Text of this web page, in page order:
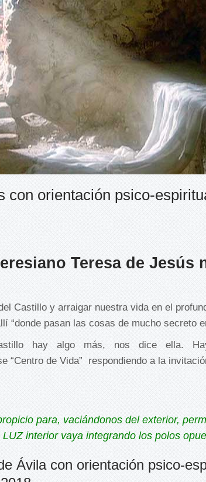
con orientación psico-
Teresa de Jesús
y arraigar nuestra vida en el
“donde pasan las cosas de mucho secreto
hay algo más, nos dice ella. Hay
“Centro de Vida” respondiendo a la
para, vaciándonos del exterior,
interior vaya integrando los polos
Ávila con orientación psico-